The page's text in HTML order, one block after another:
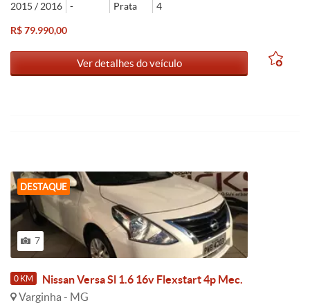
2015 / 2016 - Prata 4
R$ 79.990,00
Ver detalhes do veículo
DESTAQUE
7
0 KM
Nissan Versa Sl 1.6 16v Flexstart 4p Mec.
Varginha - MG